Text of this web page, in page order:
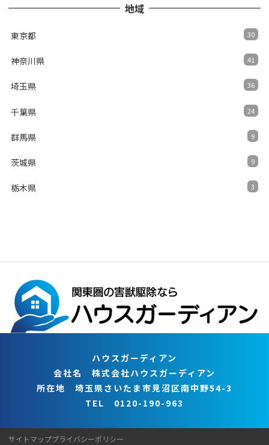
地域
東京都 30
神奈川県 41
埼玉県 36
千葉県 24
群馬県 9
茨城県 9
栃木県 3
ハウスガーディアン
会社名 株式会社ハウスガーディアン
所在地 埼玉県さいたま市見沼区南中野54-3
TEL 0120-190-963
サイトマッププライバシーポリシー